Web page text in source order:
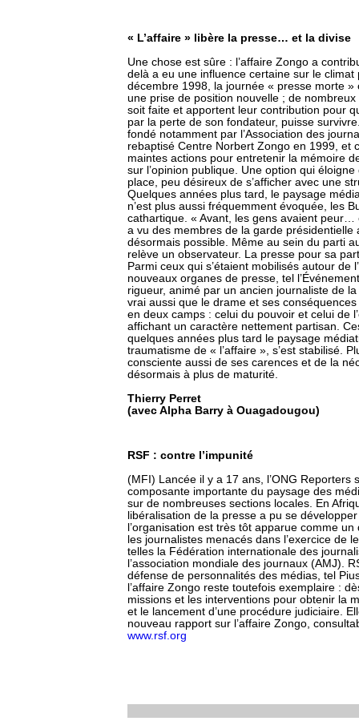
« L’affaire » libère la presse… et la divise
Une chose est sûre : l’affaire Zongo a
delà a eu une influence certaine sur le
décembre 1998, la journée « presse morte
une prise de position nouvelle ; de
soit faite et apportent leur contribution pour
par la perte de son fondateur, puisse
fondé notamment par l’Association des
rebaptisé Centre Norbert Zongo en 1999, et
maintes actions pour entretenir la mémoire
sur l’opinion publique. Une option qui
place, peu désireux de s’afficher avec une
Quelques années plus tard, le paysage
n’est plus aussi fréquemment évoquée, les
cathartique. « Avant, les gens avaient
a vu des membres de la garde présidentielle
désormais possible. Même au sein du parti
relève un observateur. La presse pour sa
Parmi ceux qui s’étaient mobilisés autour de
nouveaux organes de presse, tel
rigueur, animé par un ancien journaliste de
vrai aussi que le drame et ses
en deux camps : celui du pouvoir et celui de
affichant un caractère nettement partisan.
quelques années plus tard le paysage
traumatisme de « l’affaire », s’est stabilisé.
consciente aussi de ses carences et de la
désormais à plus de maturité.
Thierry Perret
(avec Alpha Barry à Ouagadougou)
RSF : contre l’impunité
(MFI) Lancée il y a 17 ans, l’ONG Reporters
composante importante du paysage des
sur de nombreuses sections locales. En
libéralisation de la presse a pu se
l’organisation est très tôt apparue comme
les journalistes menacés dans l’exercice de
telles la Fédération internationale des
l’association mondiale des journaux (AMJ).
défense de personnalités des médias, tel
l’affaire Zongo reste toutefois exemplaire :
missions et les interventions pour obtenir la
et le lancement d’une procédure judiciaire.
nouveau rapport sur l’affaire Zongo,
www.rsf.org